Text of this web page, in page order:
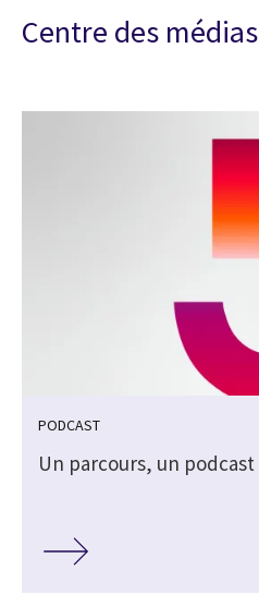
Centre des médias
PODCAST
Un parcours, un podcast